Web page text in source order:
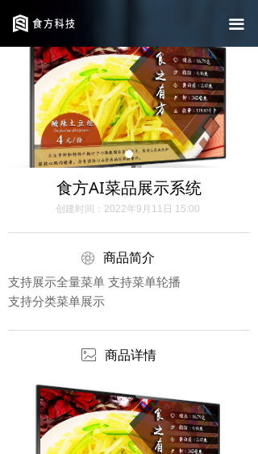
끀
返回中文首页
Return to English homepage
食方AI菜品展示系统
商品简介
创建时间： 2022年9月11日 15:00
支持展示全量菜单 支持菜单轮播
支持分类菜单展示
商品详情
ꁵ
ꂈ